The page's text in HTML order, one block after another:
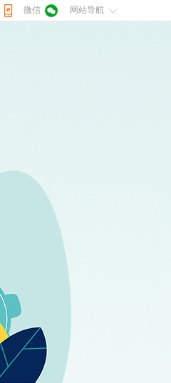
微信 网站导航